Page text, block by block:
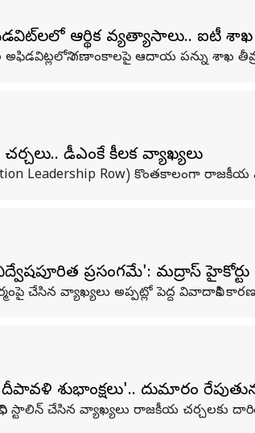
ఆర్థిక వ్యత్యాసాలు.. ఐటీ
గణాంకాలపై ఆదాయ పన్ను శాఖ తీవ్ర
డీఎంకే కీలక వ్యాఖ్యలు
Leadership Row) కొంతకాలంగా రాజకీయ
ప్రసంగమే': మద్రాస్ హైకోర్టు
చేసిన వ్యాఖ్యలు అప్పట్లో పెద్ద వివాదానికి
శుభాకాంక్షలు'.. దుమారం
చేసిన వ్యాఖ్యలు రాజకీయ చర్చలకు